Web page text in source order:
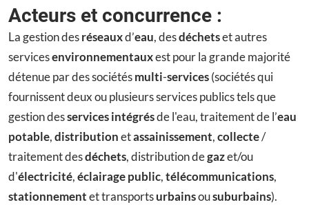
Acteurs et concurrence :
La gestion desréseauxd’eau, desdéchetset autres
servicesenvironnementauxest pour la grande majorité
détenue par des sociétésmulti-services(sociétés qui
fournissent deux ou plusieurs services publics tels que
gestion desservices intégrésde l'eau, traitement de l’eau
potable,distributionetassainissement,collecte/
traitement desdéchets, distribution degazet/ou
d'électricité,éclairage public,télécommunications,
stationnementet transportsurbainsousuburbains).